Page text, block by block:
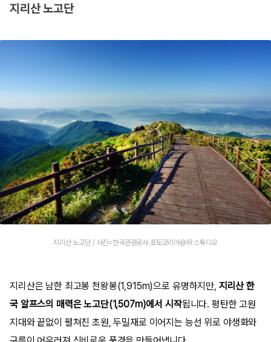
지리산 노고단
지리산 노고단 / 사진=한국관광공사 포토코리아@IR 스튜디오
지리산은 남한 최고봉 천왕봉(1,915m)으로 유명하지만, 지리산 한
국 알프스의 매력은 노고단(1,507m)에서 시작됩니다. 평탄한 고원
지대와 끝없이 펼쳐진 초원, 두밀재로 이어지는 능선 위로 야생화와